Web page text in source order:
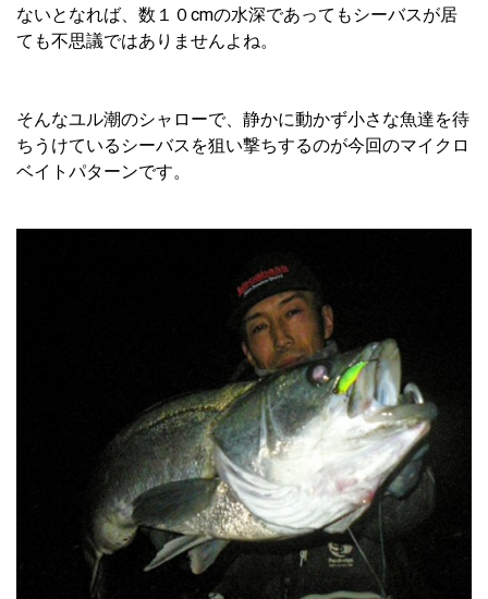
ないとなれば、数１０cmの水深であってもシーバスが居
ても不思議ではありませんよね。
そんなユル潮のシャローで、静かに動かず小さな魚達を待
ちうけているシーバスを狙い撃ちするのが今回のマイクロ
ベイトパターンです。